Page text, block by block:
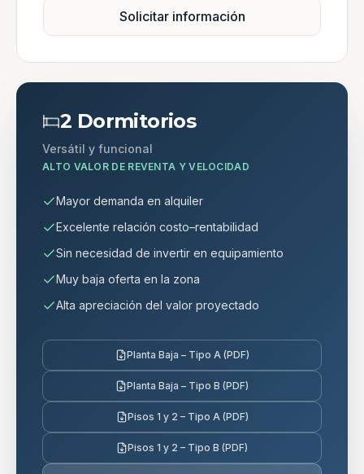
Solicitar información
2 Dormitorios
Versátil y funcional
ALTO VALOR DE REVENTA Y VELOCIDAD
Mayor demanda en alquiler
Excelente relación costo–rentabilidad
Sin necesidad de invertir en equipamiento
Muy baja oferta en la zona
Alta apreciación del valor proyectado
Planta Baja – Tipo A (PDF)
Planta Baja – Tipo B (PDF)
Pisos 1 y 2 – Tipo A (PDF)
Pisos 1 y 2 – Tipo B (PDF)